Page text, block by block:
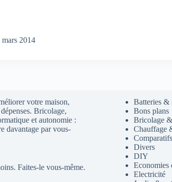
mars 2014
votre maison,
Bricolage,
et autonomie :
davantage par vous-
Faites-le vous-même.
Batteries &
Bons plans
Bricolage
Chauffage
Comparatifs
Divers
DIY
Economies
Electricité